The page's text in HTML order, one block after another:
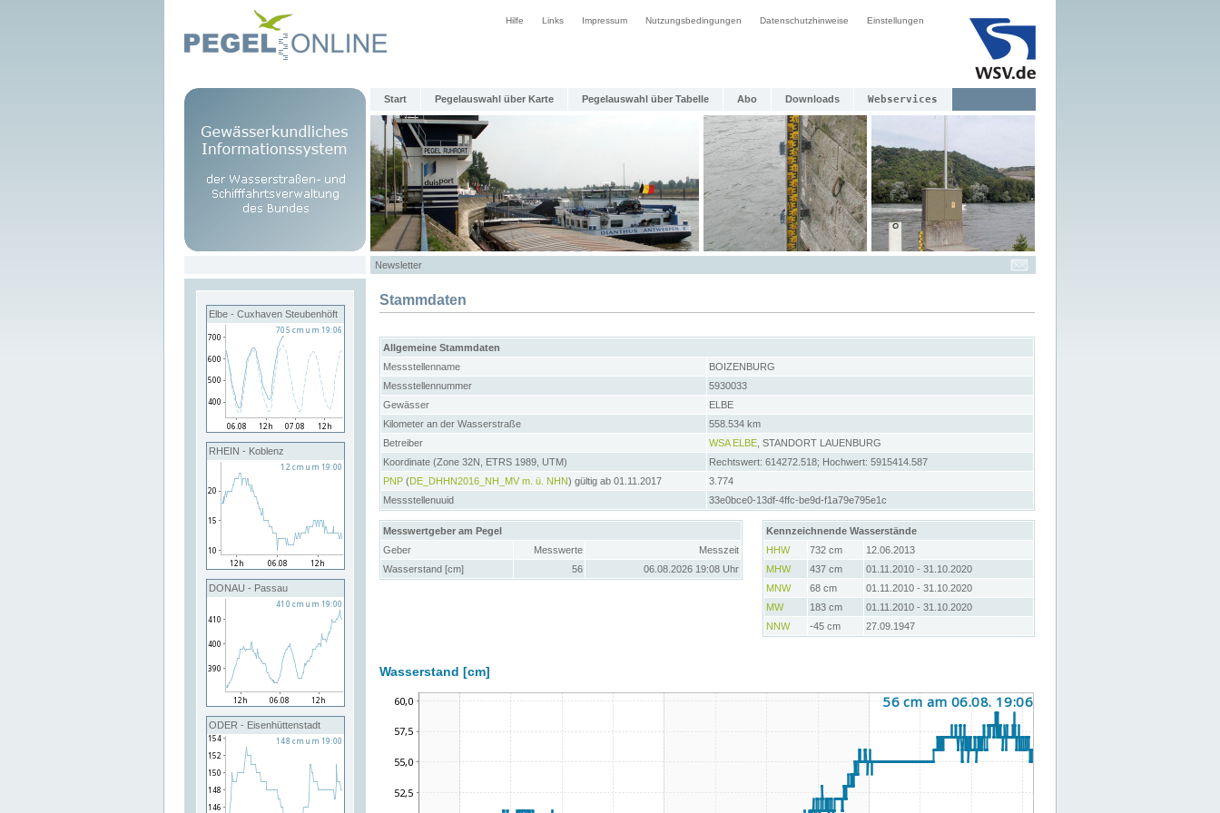
Hilfe Links Impressum Nutzungsbedingungen Datenschutzhinweise Einstellungen
Start Pegelauswahl über Karte Pegelauswahl über Tabelle Abo Downloads Webservices
Newsletter
Elbe - Cuxhaven Steubenhöft
RHEIN - Koblenz
DONAU - Passau
ODER - Eisenhüttenstadt
Stammdaten
Allgemeine Stammdaten
Messstellenname
BOIZENBURG
Messstellennummer
5930033
Gewässer
ELBE
Kilometer an der Wasserstraße
558.534 km
Betreiber
WSA ELBE , STANDORT LAUENBURG
Koordinate (Zone 32N, ETRS 1989, UTM)
Rechtswert: 614272.518; Hochwert: 5915414.587
PNP (DE_DHHN2016_NH_MV m. ü. NHN) gültig ab 01.11.2017
3.774
Messstellenuuid
33e0bce0-13df-4ffc-be9d-f1a79e795e1c
Messwertgeber am Pegel
Geber
Messwerte
Messzeit
Wasserstand [cm]
56 06.08.2026 19:08 Uhr
Kennzeichnende Wasserstände
HHW
732 cm
12.06.2013
MHW
437 cm
01.11.2010 - 31.10.2020
MNW
68 cm
01.11.2010 - 31.10.2020
MW
183 cm
01.11.2010 - 31.10.2020
NNW
-45 cm 27.09.1947
Wasserstand [cm]